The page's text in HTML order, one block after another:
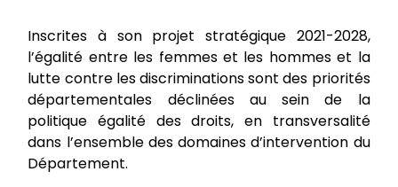
Inscrites à son projet stratégique 2021-2028,
l’égalité entre les femmes et les hommes et la
lutte contre les discriminations sont des priorités
départementales déclinées au sein de la
politique égalité des droits, en transversalité
dans l’ensemble des domaines d’intervention du
Département.